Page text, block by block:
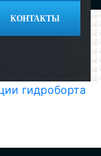
КОНТАКТЫ
гидроборта